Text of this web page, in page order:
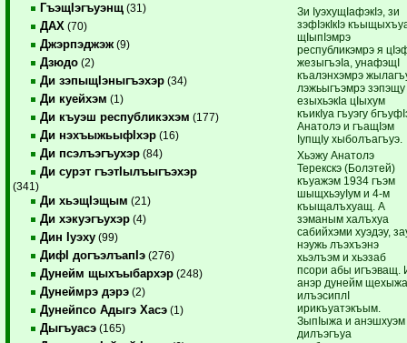
ГъэщIэгъуэнщ (31)
ДАХ (70)
Джэрпэджэж (9)
Дзюдо (2)
Ди зэпыщIэныгъэхэр (34)
Ди куейхэм (1)
Ди къуэш республикэхэм (177)
Ди нэхъыжьыфIхэр (16)
Ди псэлъэгъухэр (84)
Ди сурэт гъэтIылъыгъэхэр
(341)
Ди хьэщIэщым (21)
Ди хэкуэгъухэр (4)
Дин Iуэху (99)
ДифI догъэлъапIэ (276)
Дунейм щыхъыбархэр (248)
Дунеймрэ дэрэ (2)
Дунейпсо Адыгэ Хасэ (1)
Дыгъуасэ (165)
Зи IуэхущIафэкIэ, зи
зэфIэкIкIэ
щIыпIэмрэ
республикэмрэ я
жезыгъэIа, унафэщI
къалэнхэмрэ
лэжьыгъэмрэ зэпэщу
езыхьэкIа цIыхум
къикIуа гъуэгу
Анатолэ и гъащIэм
IупщIу хыболъагъуэ.
Хьэжу Анатолэ
Терекскэ (Болэтей)
къуажэм 1934 гъэм
шыщхьэуIум и 4-м
къыщалъхуащ. А
зэманым халъхуа
сабийхэми хуэдэу,
нэужь лъэхъэнэ
хьэлъэм и хьэзаб
псори абы игъэващ.
анэр дунейм
илъэсиплI
ирикъуатэкъым.
ЗыпIыжа и анэшхуэм
дилъэгъуа